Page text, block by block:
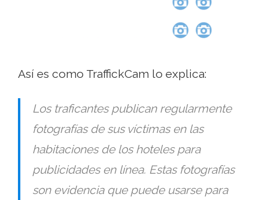
Así es como TraffickCam lo explica:
Los traficantes publican regularmente
fotografías de sus víctimas en las
habitaciones de los hoteles para
publicidades en línea. Estas fotografías
son evidencia que puede usarse para